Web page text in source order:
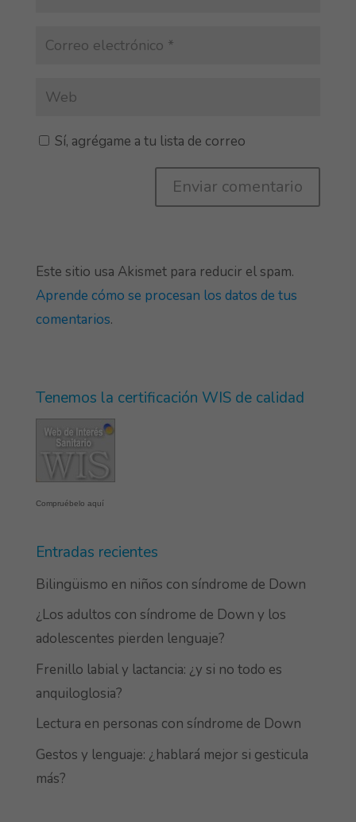
Sí, agrégame a tu lista de correo
Este sitio usa Akismet para reducir el spam.
Aprende cómo se procesan los datos de tus
comentarios.
Tenemos la certificación WIS de calidad
Compruébelo aquí
Entradas recientes
Bilingüismo en niños con síndrome de Down
¿Los adultos con síndrome de Down y los
adolescentes pierden lenguaje?
Frenillo labial y lactancia: ¿y si no todo es
anquiloglosia?
Lectura en personas con síndrome de Down
Gestos y lenguaje: ¿hablará mejor si gesticula
más?